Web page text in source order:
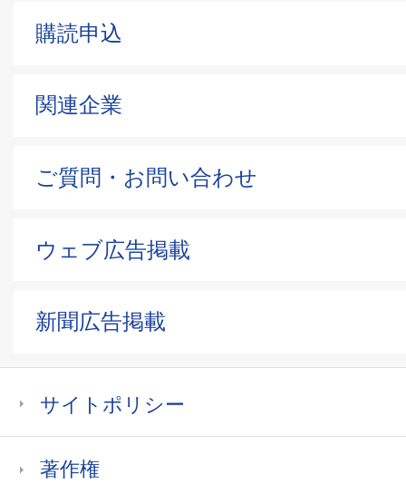
購読申込
関連企業
ご質問・お問い合わせ
ウェブ広告掲載
新聞広告掲載
サイトポリシー
著作権